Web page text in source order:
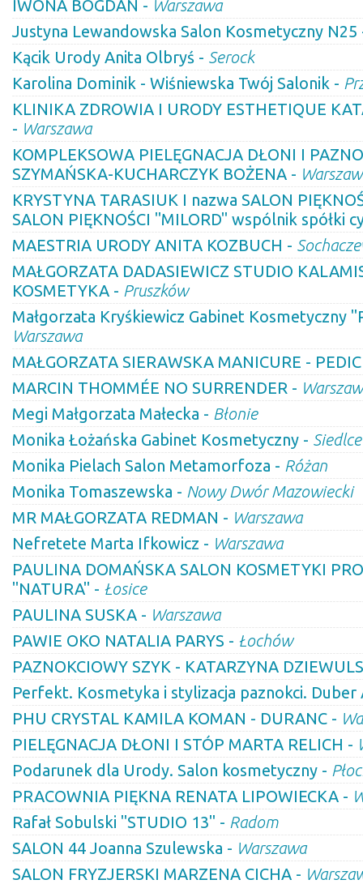
IWONA BOGDAN - Warszawa
Justyna Lewandowska Salon Kosmetyczny
Kącik Urody Anita Olbryś - Serock
Karolina Dominik - Wiśniewska Twój Salonik -
KLINIKA ZDROWIA I URODY ESTHETIQUE
- Warszawa
KOMPLEKSOWA PIELĘGNACJA DŁONI I
SZYMAŃSKA-KUCHARCZYK BOŻENA -
KRYSTYNA TARASIUK I nazwa SALON
SALON PIĘKNOŚCI "MILORD" wspólnik spółki
MAESTRIA URODY ANITA KOZBUCH -
MAŁGORZATA DADASIEWICZ STUDIO
KOSMETYKA - Pruszków
Małgorzata Kryśkiewicz Gabinet Kosmetyczny
Warszawa
MAŁGORZATA SIERAWSKA MANICURE -
MARCIN THOMMÉE NO SURRENDER -
Megi Małgorzata Małecka - Błonie
Monika Łożańska Gabinet Kosmetyczny - Siedlce
Monika Pielach Salon Metamorfoza - Różan
Monika Tomaszewska - Nowy Dwór Mazowiecki
MR MAŁGORZATA REDMAN - Warszawa
Nefretete Marta Ifkowicz - Warszawa
PAULINA DOMAŃSKA SALON KOSMETYKI
"NATURA" - Łosice
PAULINA SUSKA - Warszawa
PAWIE OKO NATALIA PARYS - Łochów
PAZNOKCIOWY SZYK - KATARZYNA
Perfekt. Kosmetyka i stylizacja paznokci.
PHU CRYSTAL KAMILA KOMAN - DURANC -
PIELĘGNACJA DŁONI I STÓP MARTA RELICH -
Podarunek dla Urody. Salon kosmetyczny -
PRACOWNIA PIĘKNA RENATA LIPOWIECKA -
Rafał Sobulski "STUDIO 13" - Radom
SALON 44 Joanna Szulewska - Warszawa
SALON FRYZJERSKI MARZENA CICHA -